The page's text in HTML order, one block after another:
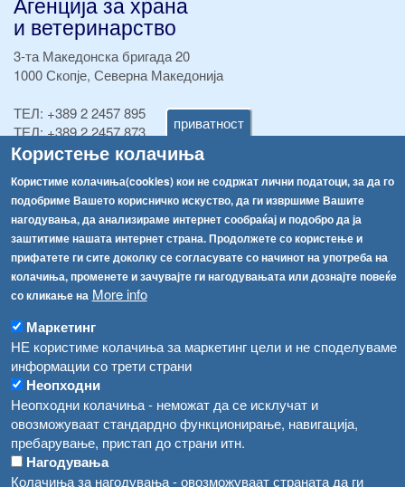
приватност
Користење колачиња
Користиме колачиња(cookies) кои не содржат лични податоци, за да го
подобриме Вашето корисничко искуство, да ги извршиме Вашите
нагодувања, да анализираме интернет сообраќај и подобро да ја
заштитиме нашата интернет страна. Продолжете со користење и
прифатете ги сите доколку се согласувате со начинот на употреба на
колачиња, променете и зачувајте ги нагодувањата или дознајте повеќе
со кликање на More info
Маркетинг
НЕ користиме колачиња за маркетинг цели и не споделуваме
информации со трети страни
Неопходни
Неопходни колачиња - неможат да се исклучат и
овозможуваат стандардно функционирање, навигација,
пребарување, пристап до страни итн.
Нагодувања
Колачиња за нагодувања - овозможуваат страната да ги
и ветеринарство
3-та Македонска бригада 20
1000 Скопје, Северна Македонија
ТЕЛ: +389 2 2457 895
ТЕЛ:+389 2 2457 873
Факс:+389 2 2457 893
Факс:
info@fva.gov.mk
[АХВ-претходна страна]
Соопштенија
Република Бугарија ги засили официјалните контроли при увоз на свежо овошје и зеленчук
Водата во Гостивар може да се користи како техничка, продолжува испораката на флаширана вода
Во Гостивар спроведени 70 вонредни контроли
Забраната за водата во Гостивар останува на сила, операторите да користат само технички безбедна вода
Навигација
Архива
Обрасци
Забрани
Огласи